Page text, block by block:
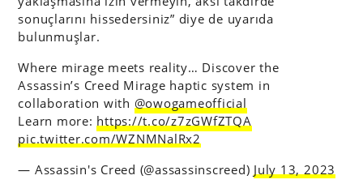
sonuçlarını hissedersiniz” diye de uyarıda
bulunmuşlar.
Where mirage meets reality… Discover the
Assassin’s Creed Mirage haptic system in
collaboration with @owogameofficial
Learn more: https://t.co/z7zGWfZTQA
pic.twitter.com/WZNMNalRx2
— Assassin's Creed (@assassinscreed) July 13, 2023